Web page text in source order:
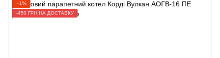
−1%
-450 ГРН НА ДОСТАВКУ